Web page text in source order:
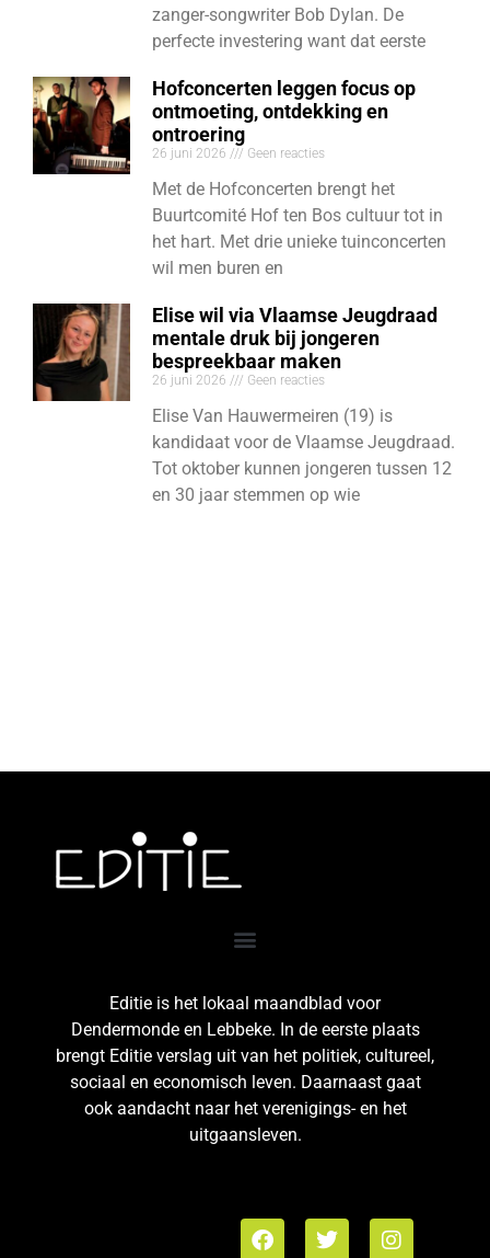
zanger-songwriter Bob Dylan. De
perfecte investering want dat eerste
Hofconcerten leggen focus op
ontmoeting, ontdekking en
ontroering
26 juni 2026 Geen reacties
Met de Hofconcerten brengt het
Buurtcomité Hof ten Bos cultuur tot in
het hart. Met drie unieke tuinconcerten
wil men buren en
Elise wil via Vlaamse Jeugdraad
mentale druk bij jongeren
bespreekbaar maken
26 juni 2026 Geen reacties
Elise Van Hauwermeiren (19) is
kandidaat voor de Vlaamse Jeugdraad.
Tot oktober kunnen jongeren tussen 12
en 30 jaar stemmen op wie
Editie is het lokaal maandblad voor
Dendermonde en Lebbeke. In de eerste plaats
brengt Editie verslag uit van het politiek, cultureel,
sociaal en economisch leven. Daarnaast gaat
ook aandacht naar het verenigings- en het
uitgaansleven.